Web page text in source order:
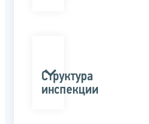
Структура
инспекции